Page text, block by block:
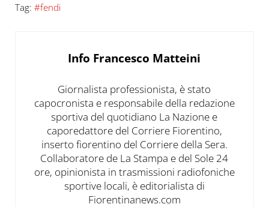
Tag: #fendi
Info Francesco Matteini
Giornalista professionista, è stato
capocronista e responsabile della redazione
sportiva del quotidiano La Nazione e
caporedattore del Corriere Fiorentino,
inserto fiorentino del Corriere della Sera.
Collaboratore de La Stampa e del Sole 24
ore, opinionista in trasmissioni radiofoniche
sportive locali, è editorialista di
Fiorentinanews.com